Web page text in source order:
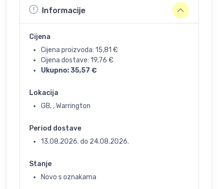
Informacije
Cijena
Cijena proizvoda: 15,81 €
Cijena dostave: 19,76 €
Ukupno:35,57 €
Lokacija
GB, , Warrington
Period dostave
13.08.2026. do 24.08.2026.
Stanje
Novo s oznakama